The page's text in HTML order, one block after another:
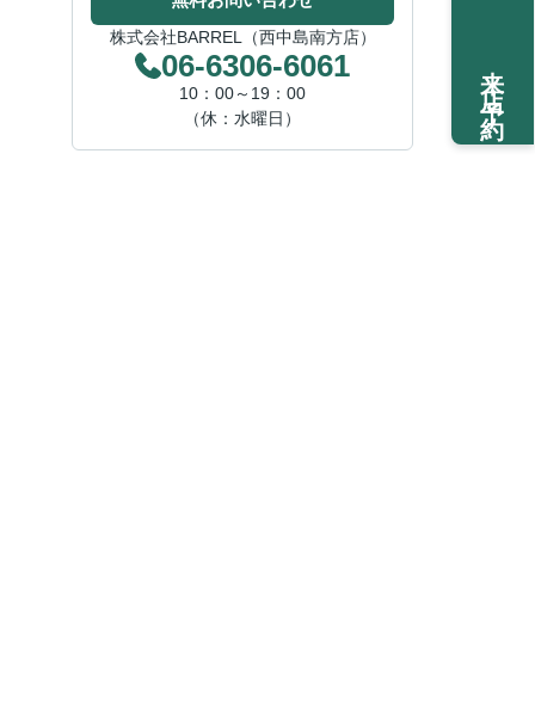
株式会社BARREL（西中島南方店）
06-6306-6061
10：00～19：00
（休：水曜日）
来店予約